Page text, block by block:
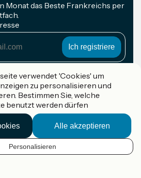
Monat das Beste Frankreichs per
von Destination France
verwendet 'Cookies' um
zu personalisieren und
Bestimmen Sie, welche
benutzt werden dürfen
Alle akzeptieren
Personalisieren